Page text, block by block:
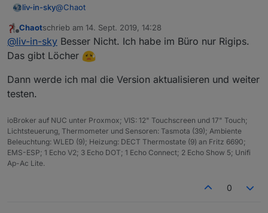
liv-in-sky@Chaot
kopfWand ist wirksamer ! :-)
hätte ich aber wahrscheinlich auch vergessen zu
kontrollieren
Offline
Chaotschrieb am 14. Sept. 2019, 14:28
zuletzt editiert von
@liv-in-sky Besser Nicht. Ich habe im Büro nur Rigips.
Das gibt Löcher
Dann werde ich mal die Version aktualisieren und weiter
testen.
ioBroker auf NUC unter Proxmox; VIS: 12" Touchscreen und 17" Touch;
Lichtsteuerung, Thermometer und Sensoren: Tasmota (39); Ambiente
Beleuchtung: WLED (9); Heizung: DECT Thermostate (9) an Fritz 6690;
EMS-ESP; 1 Echo V2; 3 Echo DOT; 1 Echo Connect; 2 Echo Show 5; Unifi
Ap-Ac Lite.
0